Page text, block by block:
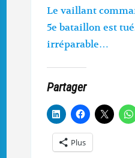
Le vaillant
5e bataillon est
irréparable…
Partager
Plus